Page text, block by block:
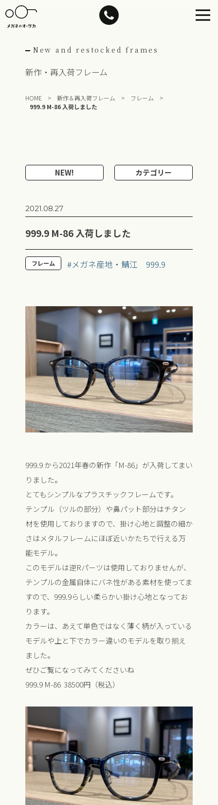
to
content
New and restocked frames
新作・再入荷フレーム
HOME > 新作＆再入荷フレーム > フレーム
>
999.9 M-86 入荷しました
NEW! カテゴリー
2021.08.27
999.9 M-86 入荷しました
フレーム #メガネ産地・鯖江 999.9
999.9 から2021年春の新作「M-86」が入荷してまい
りました。
とてもシンプルなプラスチックフレームです。
テンプル（ツルの部分）や鼻パット部分はチタン
材を使用しておりますので、掛け心地と調整の細か
さはメタルフレームにほぼ近いかたちで行える万
能モデル。
このモデルは逆Rパーツは使用しておりませんが、
テンプルの金属自体にバネ性がある素材を使ってま
すので、999.9らしい柔らかい掛け心地となってお
ります。
カラーは、あえて単色ではなく薄く柄が入っている
モデルや上と下でカラー違いのモデルを取り揃え
ました。
ぜひご覧になってみてくださいね
999.9 M-86 38500円（税込）